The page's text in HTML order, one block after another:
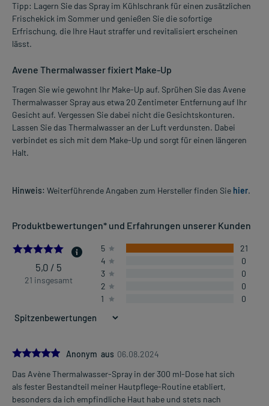
Tipp: Lagern Sie das Spray im Kühlschrank für einen zusätzlichen
Frischekick im Sommer und genießen Sie die sofortige
Erfrischung, die Ihre Haut straffer und revitalisiert erscheinen
lässt.
Avene Thermalwasser fixiert Make-Up
Tragen Sie wie gewohnt Ihr Make-Up auf. Sprühen Sie das Avene
Thermalwasser Spray aus etwa 20 Zentimeter Entfernung auf Ihr
Gesicht auf. Vergessen Sie dabei nicht die Gesichtskonturen.
Lassen Sie das Thermalwasser an der Luft verdunsten. Dabei
verbindet es sich mit dem Make-Up und sorgt für einen längeren
Halt.
Hinweis: Weiterführende Angaben zum Hersteller finden Sie hier.
Produktbewertungen* und Erfahrungen unserer Kunden
5.0
5,0 / 5
21 insgesamt
5
21
4
0
3
0
2
0
1
0
5.0Anonym aus 06.08.2024
Das Avène Thermalwasser-Spray in der 300 ml-Dose hat sich
als fester Bestandteil meiner Hautpflege-Routine etabliert,
besonders da ich empfindliche Haut habe und stets nach